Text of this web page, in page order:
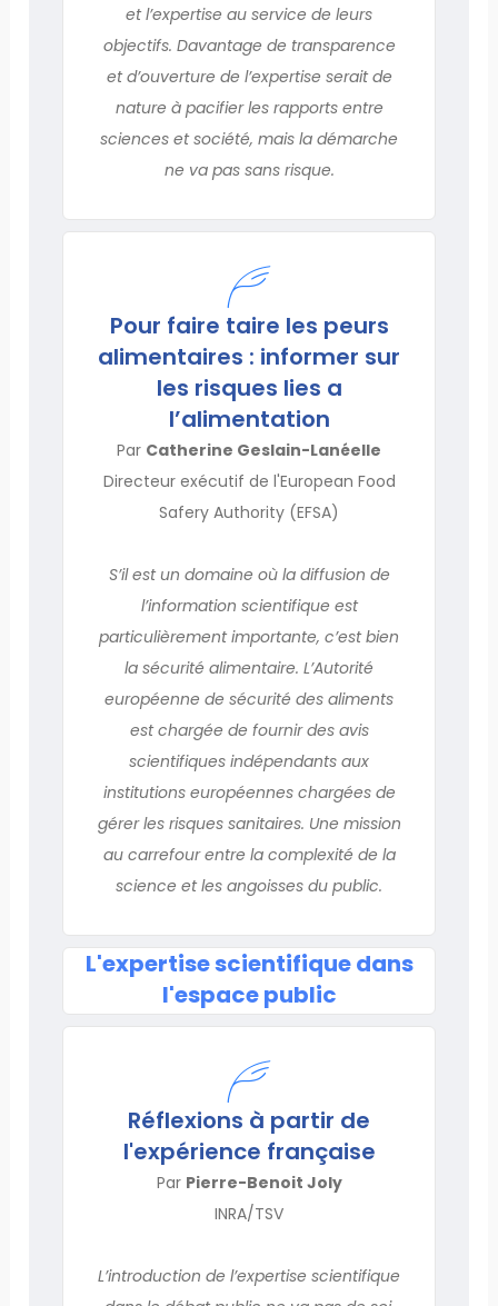
et l’expertise au service de leurs
objectifs. Davantage de transparence
et d’ouverture de l’expertise serait de
nature à pacifier les rapports entre
sciences et société, mais la démarche
ne va pas sans risque.
Pour faire taire les peurs
alimentaires : informer sur
les risques lies a
l’alimentation
Par Catherine Geslain-Lanéelle
Directeur exécutif de l'European Food
Safery Authority (EFSA)
S’il est un domaine où la diffusion de
l’information scientifique est
particulièrement importante, c’est bien
la sécurité alimentaire. L’Autorité
européenne de sécurité des aliments
est chargée de fournir des avis
scientifiques indépendants aux
institutions européennes chargées de
gérer les risques sanitaires. Une mission
au carrefour entre la complexité de la
science et les angoisses du public.
L'expertise scientifique dans
l'espace public
Réflexions à partir de
l'expérience française
Par Pierre-Benoit Joly
INRA/TSV
L’introduction de l’expertise scientifique